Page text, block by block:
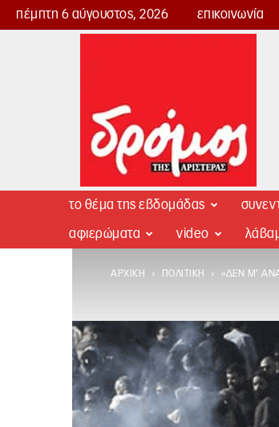
πέμπτη 6 αύγουστος, 2026 επικοινωνία
Δρόμος
το θέμα της εβδομάδας
αφιερώματα video
ΑΡΧΙΚΉ ΠΟΛΙΤΙΚΉ «ΔΕΝ Μ’